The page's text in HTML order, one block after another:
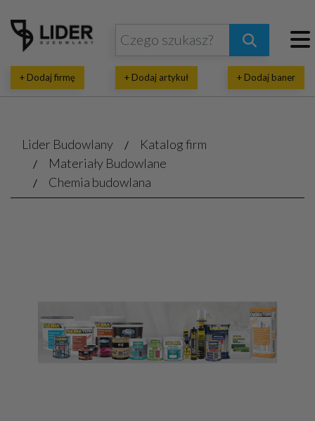
+ Dodaj firmę + Dodaj artykuł + Dodaj baner
Lider Budowlany
Katalog firm
Materiały Budowlane
Chemia budowlana